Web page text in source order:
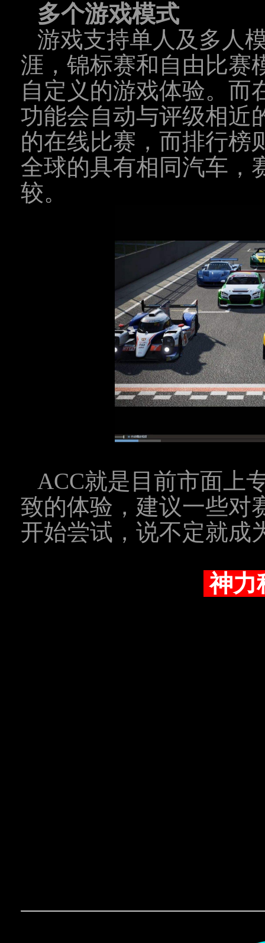
多个游戏模式
游戏支持单人及多人
涯，锦标赛和自由比赛
自定义的游戏体验。而
功能会自动与评级相近
的在线比赛，而排行榜
全球的具有相同汽车，
较。
ACC就是目前市面上
致的体验，建议一些对
开始尝试，说不定就成
神力